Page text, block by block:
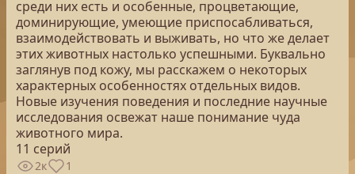
среди них есть и особенные, процветающие,
доминирующие, умеющие приспосабливаться,
взаимодействовать и выживать, но что же делает
этих животных настолько успешными. Буквально
заглянув под кожу, мы расскажем о некоторых
характерных особенностях отдельных видов.
Новые изучения поведения и последние научные
исследования освежат наше понимание чуда
животного мира.
11 серий
2к 1